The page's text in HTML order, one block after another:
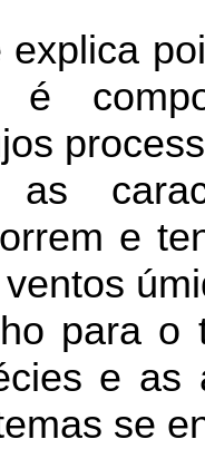
explica
é
as
e
para o
e as
se